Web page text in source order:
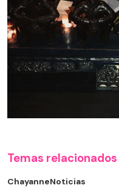
Temas relacionados
ChayanneNoticias